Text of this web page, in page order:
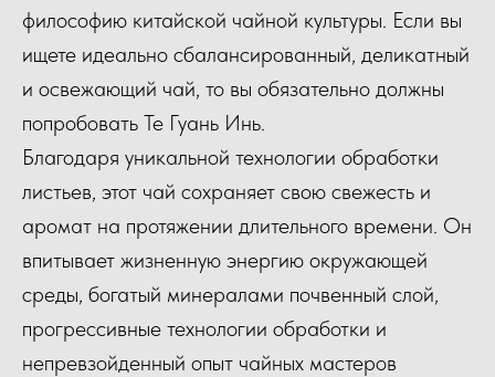
философию китайской чайной культуры. Если вы
ищете идеально сбалансированный, деликатный
и освежающий чай, то вы обязательно должны
попробовать Те Гуань Инь.
Благодаря уникальной технологии обработки
листьев, этот чай сохраняет свою свежесть и
аромат на протяжении длительного времени. Он
впитывает жизненную энергию окружающей
среды, богатый минералами почвенный слой,
прогрессивные технологии обработки и
непревзойденный опыт чайных мастеров